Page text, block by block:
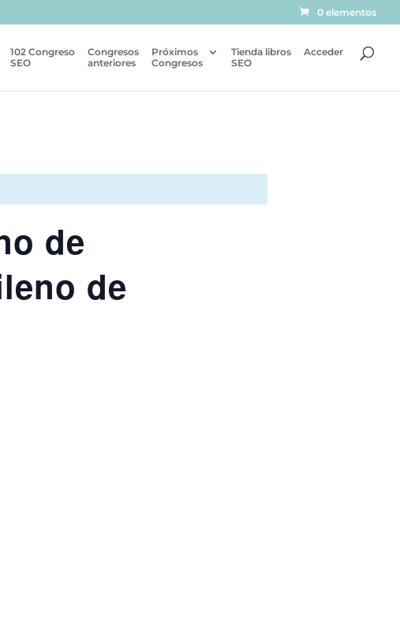
0 elementos
102 Congreso
SEO
Congresos
anteriores
Próximos
Congresos
Tienda libros
SEO
Acceder
de
de